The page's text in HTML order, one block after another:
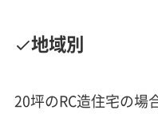
地域別
20坪のRC造住宅の場